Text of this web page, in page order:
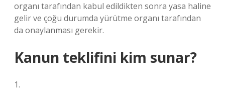
organı tarafından kabul edildikten sonra yasa haline
gelir ve çoğu durumda yürütme organı tarafından
da onaylanması gerekir.
Kanun teklifini kim sunar?
1.